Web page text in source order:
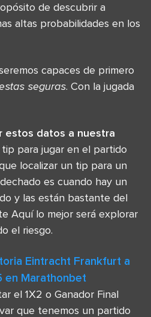
de descubrir a
altas probabilidades en los
capaces de primero
seguras. Con la jugada
estos datos a nuestra
para jugar en el partido
localizar un tip para un
es cuando hay un
y las están bastante del
Aquí lo mejor será explorar
el riesgo.
Eintracht Frankfurt a
en Marathonbet
el 1X2 o Ganador Final
que tenemos un partido